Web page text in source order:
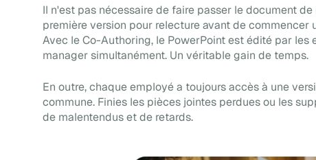
Il n'est pas nécessaire de faire passer le document
première version pour relecture avant de commencer
Avec leCo-Authoring, le PowerPoint est édité par
manager simultanément. Un véritable gain de temps.
En outre, chaque employé a toujours accès à une
commune. Finies les pièces jointes perdues ou les
de malentendus et de retards.